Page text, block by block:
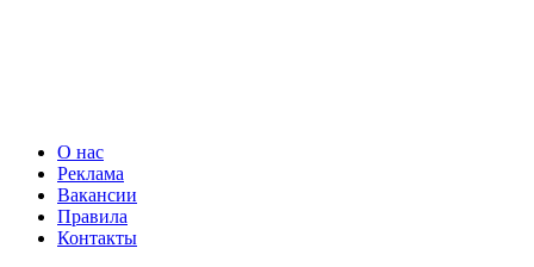
О нас
Реклама
Вакансии
Правила
Контакты